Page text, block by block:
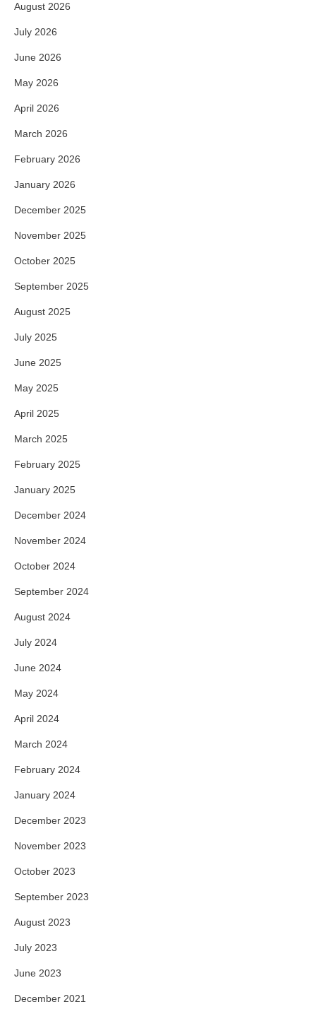
August 2026
July 2026
June 2026
May 2026
April 2026
March 2026
February 2026
January 2026
December 2025
November 2025
October 2025
September 2025
August 2025
July 2025
June 2025
May 2025
April 2025
March 2025
February 2025
January 2025
December 2024
November 2024
October 2024
September 2024
August 2024
July 2024
June 2024
May 2024
April 2024
March 2024
February 2024
January 2024
December 2023
November 2023
October 2023
September 2023
August 2023
July 2023
June 2023
December 2021